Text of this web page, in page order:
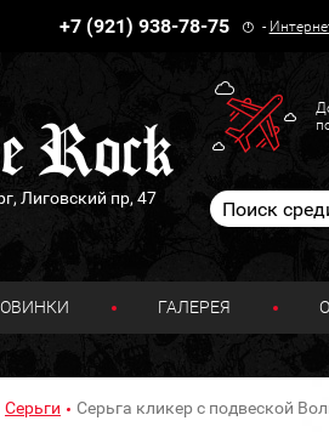
+7 (921) 938-78-75 -
Лиговский пр, 47
ГАЛЕРЕЯ
Серьги Серьга кликер с подвеской